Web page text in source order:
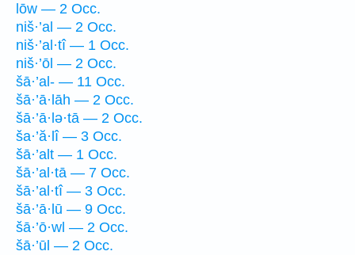
lōw — 2 Occ.
niš·’al — 2 Occ.
niš·’al·tî — 1 Occ.
niš·’ōl — 2 Occ.
šā·’al- — 11 Occ.
šā·’ā·lāh — 2 Occ.
šā·’ā·lə·tā — 2 Occ.
ša·’ă·lî — 3 Occ.
šā·’alt — 1 Occ.
šā·’al·tā — 7 Occ.
šā·’al·tî — 3 Occ.
šā·’ā·lū — 9 Occ.
šā·’ō·wl — 2 Occ.
šā·’ūl — 2 Occ.